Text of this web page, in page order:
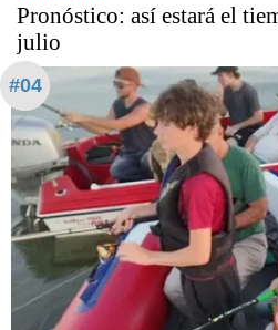
Pronóstico: así estará el
julio
#04